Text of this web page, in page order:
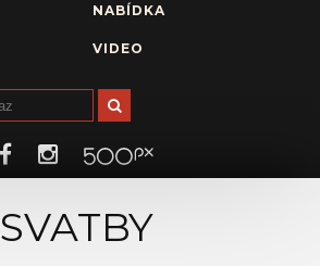
NABÍDKA
VIDEO
SVATBY